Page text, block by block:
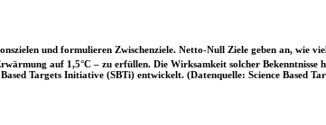
und formulieren Zwischenziele. Netto-Null Ziele geben an, wie
auf 1,5°C – zu erfüllen. Die Wirksamkeit solcher
Targets Initiative (SBTi) entwickelt. (Datenquelle: Science Based